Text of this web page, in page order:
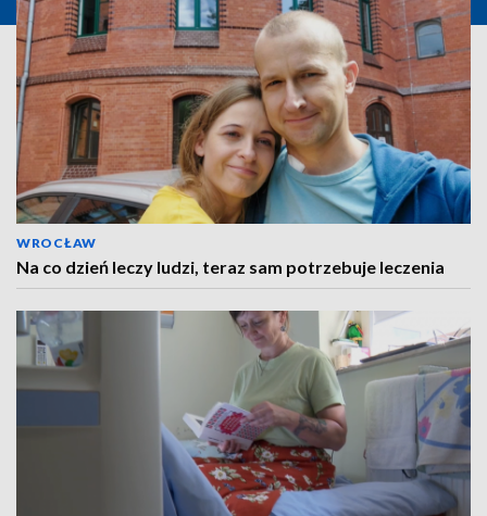
WROCŁAW
Na co dzień leczy ludzi, teraz sam potrzebuje leczenia